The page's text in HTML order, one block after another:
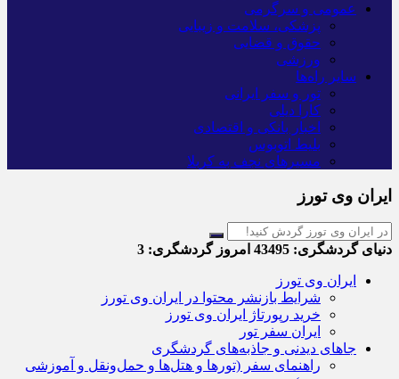
عمومی و سرگرمی
پزشکی، سلامت و زیبایی
حقوق و قضایی
ورزشی
سایر راه‌ها
تور و سفر ایرانی
کارا دیلی
اخبار بانکی و اقتصادی
بلیط اتوبوس
مسیرهای نجف به کربلا
ایران وی تورز
دنیای گردشگری: امروز گردشگری:
ایران وی تورز
شرایط بازنشر محتوا در ایران وی تورز
خرید رپورتاژ ایران وی تورز
ایران سفر تور
جاهای دیدنی و جاذبه‌های گردشگری
راهنمای سفر (تورها و هتل‌ها و حمل‌و‌نقل و آموزشی